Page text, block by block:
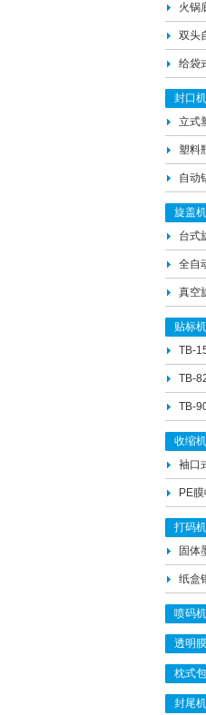
火锅
双头
给袋
封口机
立式
塑料
自动
旋盖机
台式
全自
真空
贴标机
TB-
TB-
TB-
收缩机
袖口
PE
打码机
固体
纸盒
喷码机
透明
枕式
封尾机